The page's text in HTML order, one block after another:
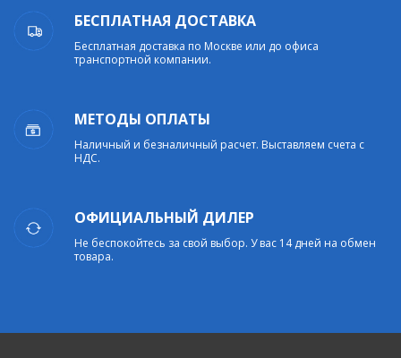
БЕСПЛАТНАЯ ДОСТАВКА
Бесплатная доставка по Москве или до офиса
транспортной компании.
МЕТОДЫ ОПЛАТЫ
Наличный и безналичный расчет. Выставляем счета с
НДС.
ОФИЦИАЛЬНЫЙ ДИЛЕР
Не беспокойтесь за свой выбор. У вас 14 дней на обмен
товара.